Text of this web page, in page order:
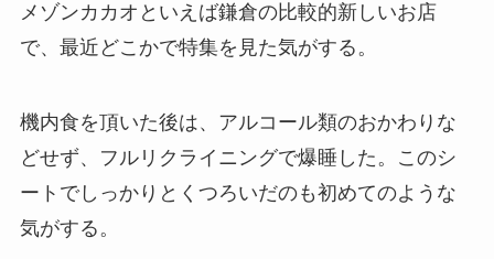
メゾンカカオといえば鎌倉の比較的新しいお店
で、最近どこかで特集を見た気がする。
機内食を頂いた後は、アルコール類のおかわりな
どせず、フルリクライニングで爆睡した。このシ
ートでしっかりとくつろいだのも初めてのような
気がする。